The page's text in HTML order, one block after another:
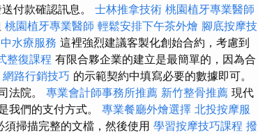
付款確認訊息。 士林推拿技術 桃園植牙專業醫師
桃園植牙專業醫師 輕鬆安排下午茶外燴 腳底按摩技
水療服務 這裡強烈建議客製化創始合約，考慮到
整復課程 有限合夥企業的建立是最簡單的，因為合
網路行銷技巧 的示範契約中填寫必要的數據即可。
法院。 專業會計師事務所推薦 新竹整骨推薦 現代
我們的支付方式。 專業餐廳外燴選擇 北投按摩服
掃描完整的文檔，然後使用 學習按摩技巧課程 撥